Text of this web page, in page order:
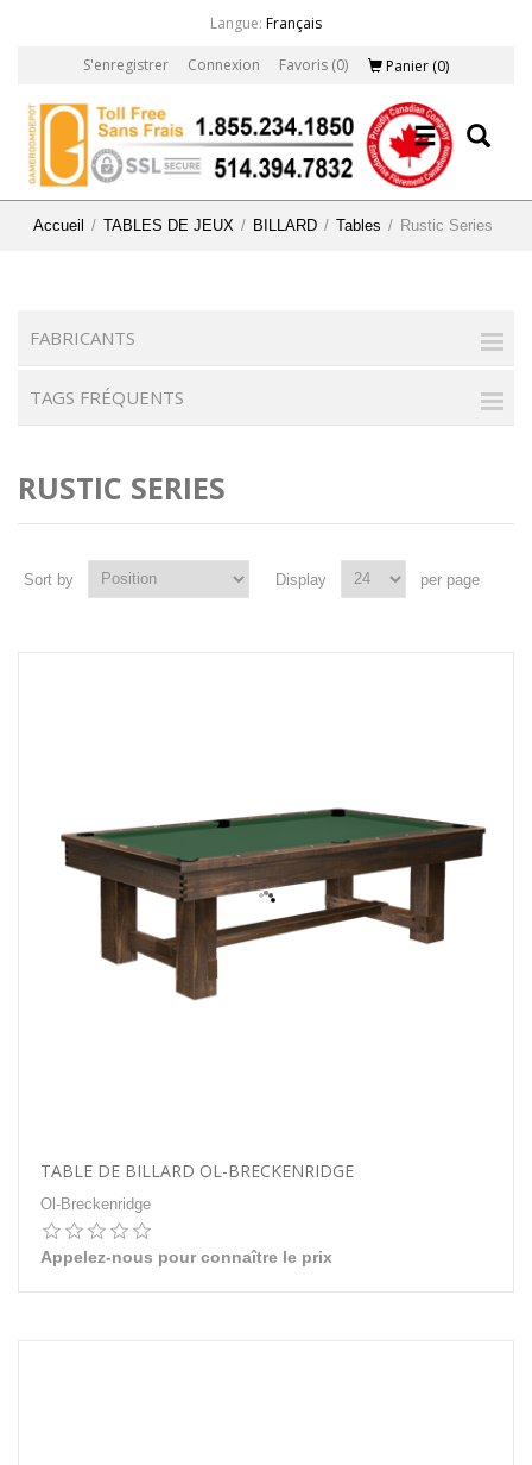
Langue: Français
S'enregistrer Connexion Favoris (0) Panier (0)
Accueil / TABLES DE JEUX / BILLARD / Tables / Rustic Series
FABRICANTS
TAGS FRÉQUENTS
RUSTIC SERIES
Sort by Display per page
TABLE DE BILLARD OL-BRECKENRIDGE
Ol-Breckenridge
Appelez-nous pour connaître le prix